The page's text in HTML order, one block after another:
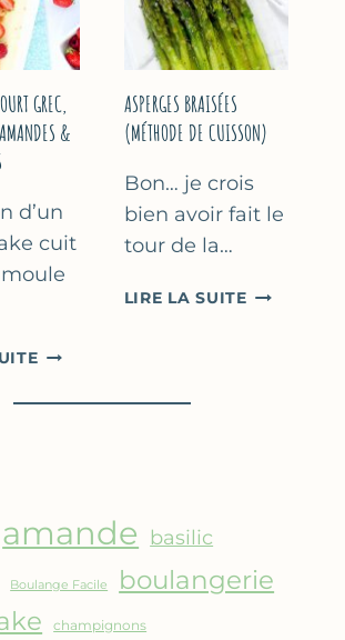
YAOURT
GREC
GREC,
&
d’un
cuit
TERRINE
YAOURT
&
ROUGES
ASPERGES BRAISÉES
(MÉTHODE DE CUISSON)
Bon… je crois
bien avoir fait le
tour de la…
LIRE LA SUITEASPERGES
amande basilic
Boulange Facile boulangerie
champignons